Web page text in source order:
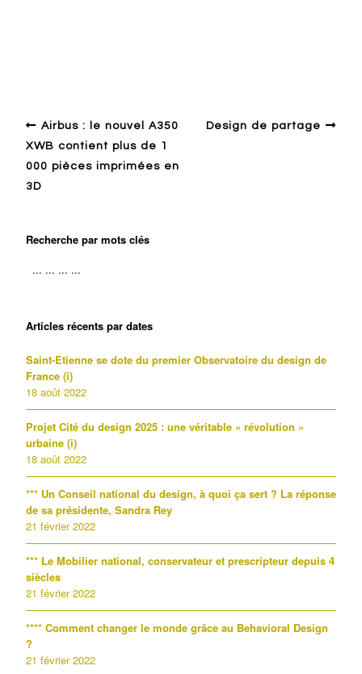
Airbus : le nouvel A350
XWB contient plus de 1
000 pièces imprimées en
3D
Design de partage
Recherche par mots clés
Articles récents par dates
Saint-Etienne se dote du premier Observatoire du design de
France (i)
18 août 2022
Projet Cité du design 2025 : une véritable « révolution »
urbaine (i)
18 août 2022
*** Un Conseil national du design, à quoi ça sert ? La réponse
de sa présidente, Sandra Rey
21 février 2022
*** Le Mobilier national, conservateur et prescripteur depuis 4
siècles
21 février 2022
**** Comment changer le monde grâce au Behavioral Design
?
21 février 2022